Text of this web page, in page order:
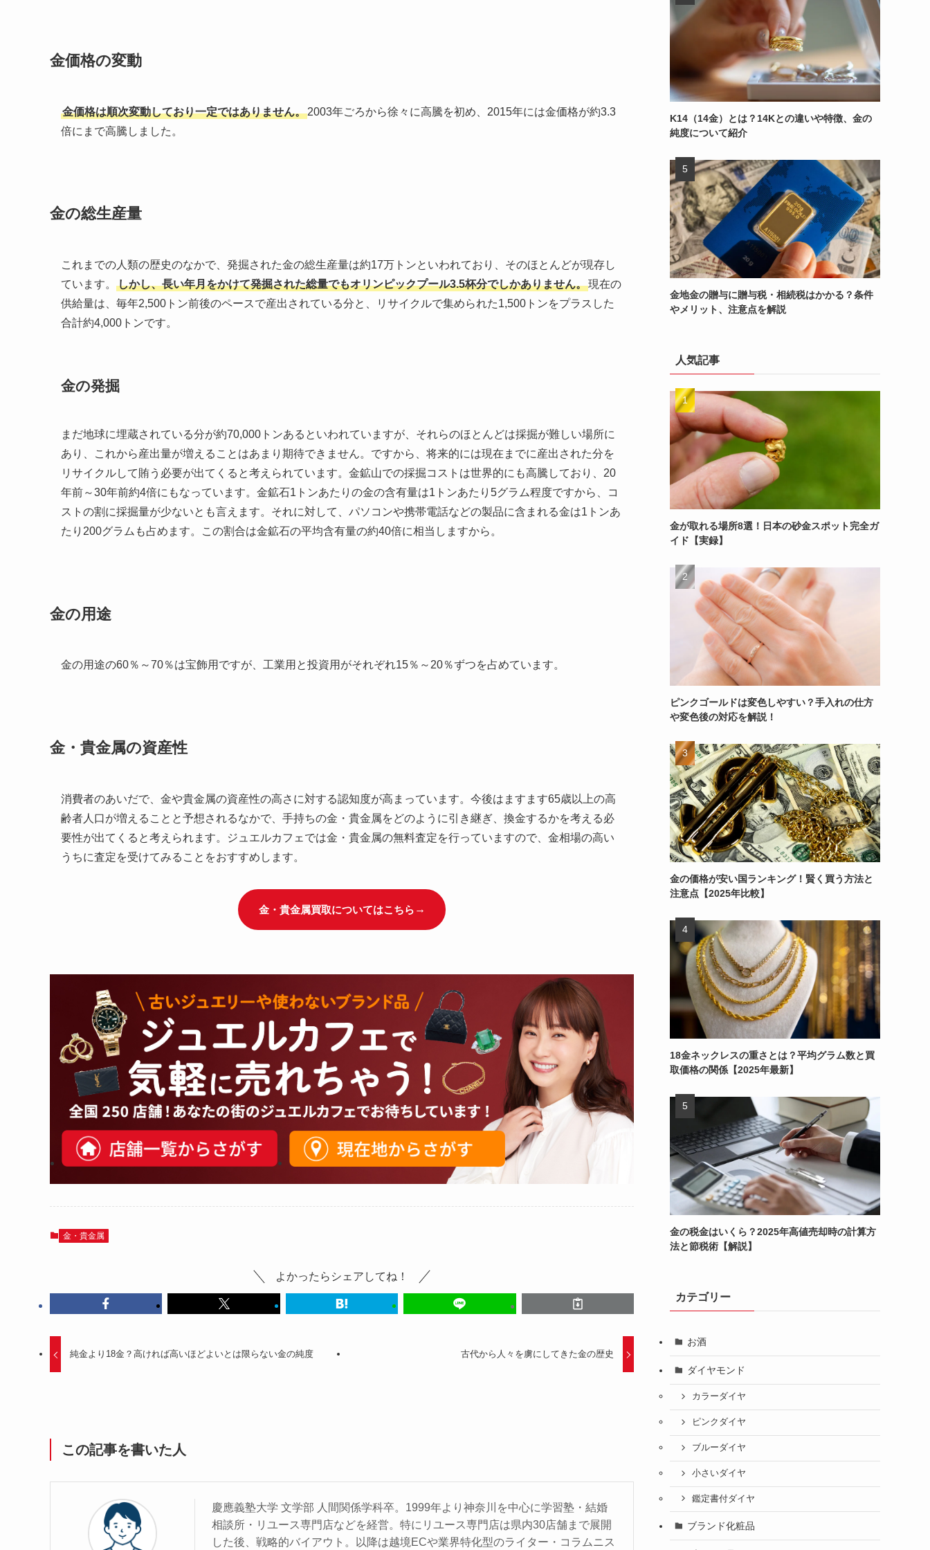
金価格の変動
金価格は順次変動しており一定ではありません。2003年ごろから徐々に高騰を初め、2015年には金価格が約3.3
倍にまで高騰しました。
金の総生産量
これまでの人類の歴史のなかで、発掘された金の総生産量は約17万トンといわれており、そのほとんどが現存し
ています。
しかし、長い年月をかけて発掘された総量でもオリンピックプール3.5杯分でしかありません。現在の
供給量は、毎年2,500トン前後のペースで産出されている分と、リサイクルで集められた1,500トンをプラスした
合計約4,000トンです。
金の発掘
まだ地球に埋蔵されている分が約70,000トンあるといわれていますが、それらのほとんどは採掘が難しい場所に
あり、これから産出量が増えることはあまり期待できません。ですから、将来的には現在までに産出された分を
リサイクルして賄う必要が出てくると考えられています。金鉱山での採掘コストは世界的にも高騰しており、20
年前～30年前約4倍にもなっています。金鉱石1トンあたりの金の含有量は1トンあたり5グラム程度ですから、コ
ストの割に採掘量が少ないとも言えます。それに対して、パソコンや携帯電話などの製品に含まれる金は1トンあ
たり200グラムも占めます。この割合は金鉱石の平均含有量の約40倍に相当しますから。
金の用途
金の用途の60％～70％は宝飾用ですが、工業用と投資用がそれぞれ15％～20％ずつを占めています。
金・貴金属の資産性
消費者のあいだで、金や貴金属の資産性の高さに対する認知度が高まっています。今後はますます65歳以上の高
齢者人口が増えることと予想されるなかで、手持ちの金・貴金属をどのように引き継ぎ、換金するかを考える必
要性が出てくると考えられます。ジュエルカフェでは金・貴金属の無料査定を行っていますので、金相場の高い
うちに査定を受けてみることをおすすめします。
金・貴金属買取についてはこちら
金・貴金属
よかったらシェアしてね！
純金より18金？高ければ高いほどよいとは限らない金の純度 古代から人々を虜にしてきた金の歴史
この記事を書いた人
慶應義塾大学 文学部 人間関係学科卒。1999年より神奈川を中心に学習塾・結婚
相談所・リユース専門店などを経営。特にリユース専門店は県内30店舗まで展開
した後、戦略的バイアウト。以降は越境ECや業界特化型のライター・コラムニス
K14（14金）とは？14Kとの違いや特徴、金の
純度について紹介
金地金の贈与に贈与税・相続税はかかる？条件
やメリット、注意点を解説
人気記事
金が取れる場所8選！日本の砂金スポット完全ガ
イド【実録】
ピンクゴールドは変色しやすい？手入れの仕方
や変色後の対応を解説！
金の価格が安い国ランキング！賢く買う方法と
注意点【2025年比較】
18金ネックレスの重さとは？平均グラム数と買
取価格の関係【2025年最新】
金の税金はいくら？2025年高値売却時の計算方
法と節税術【解説】
カテゴリー
お酒
ダイヤモンド
カラーダイヤ
ピンクダイヤ
ブルーダイヤ
小さいダイヤ
鑑定書付ダイヤ
ブランド化粧品